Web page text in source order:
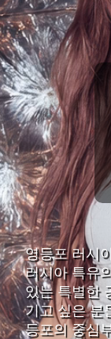
영등포 러시
러시아 특유
있는 특별한
기고 싶은 분
등포의 중심